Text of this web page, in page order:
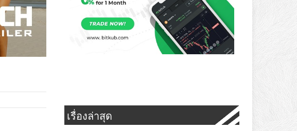
เรื่องล่าสุด